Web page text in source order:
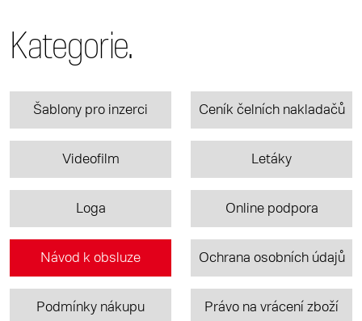
Kategorie.
Šablony pro inzerci Ceník čelních nakladačů
Videofilm Letáky
Loga Online podpora
Návod k obsluze Ochrana osobních údajů
Podmínky nákupu Právo na vrácení zboží